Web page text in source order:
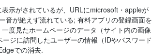
示がされているが、URLにmicrosoft・appleが
音が絶えず流れている; 有料アプリの登録画面を
度見たホームページのデータ（サイト内の画像
ジに訪問したユーザーの情報（IDやパスワード
での消去.